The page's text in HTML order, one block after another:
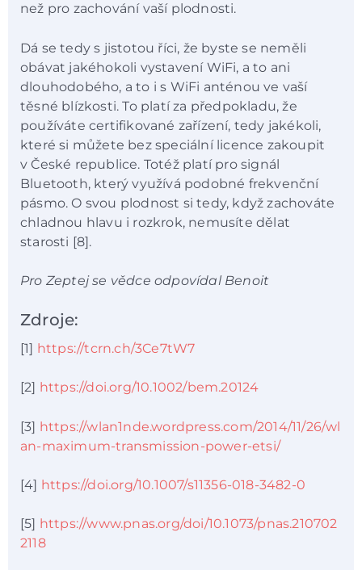
než pro zachování vaší plodnosti.
Dá se tedy s jistotou říci, že byste se neměli
obávat jakéhokoli vystavení WiFi, a to ani
dlouhodobého, a to i s WiFi anténou ve vaší
těsné blízkosti. To platí za předpokladu, že
používáte certifikované zařízení, tedy jakékoli,
které si můžete bez speciální licence zakoupit
v České republice. Totéž platí pro signál
Bluetooth, který využívá podobné frekvenční
pásmo. O svou plodnost si tedy, když zachováte
chladnou hlavu i rozkrok, nemusíte dělat
starosti [8].
Pro Zeptej se vědce odpovídal Benoit
Zdroje:
[1] https://tcrn.ch/3Ce7tW7
[2] https://doi.org/10.1002/bem.20124
[3] https://wlan1nde.wordpress.com/2014/11/26/wl
an-maximum-transmission-power-etsi/
[4] https://doi.org/10.1007/s11356-018-3482-0
[5] https://www.pnas.org/doi/10.1073/pnas.210702
2118